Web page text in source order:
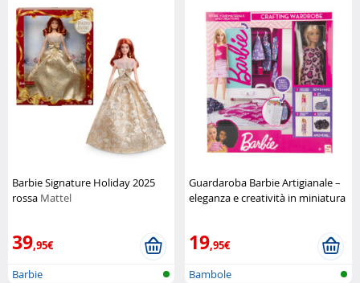
Barbie Signature Holiday 2025
rossa Mattel
39,95€
Barbie
Guardaroba Barbie Artigianale –
eleganza e creatività in miniatura
19,95€
Bambole